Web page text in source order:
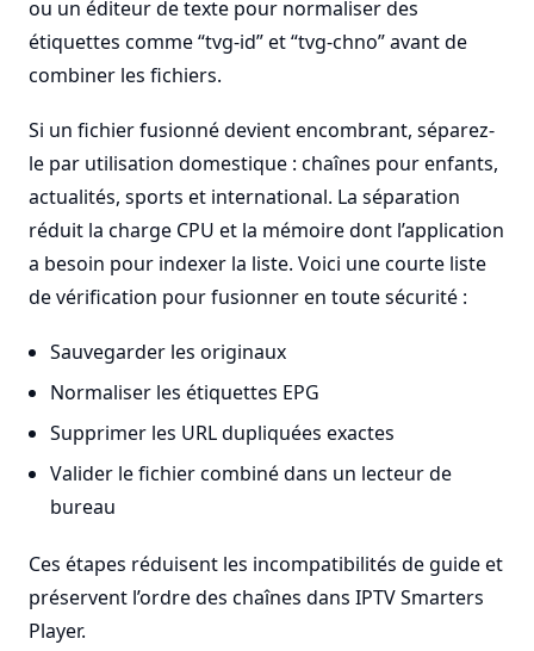
ou un éditeur de texte pour normaliser des
étiquettes comme “tvg-id” et “tvg-chno” avant de
combiner les fichiers.
Si un fichier fusionné devient encombrant, séparez-
le par utilisation domestique : chaînes pour enfants,
actualités, sports et international. La séparation
réduit la charge CPU et la mémoire dont l’application
a besoin pour indexer la liste. Voici une courte liste
de vérification pour fusionner en toute sécurité :
Sauvegarder les originaux
Normaliser les étiquettes EPG
Supprimer les URL dupliquées exactes
Valider le fichier combiné dans un lecteur de
bureau
Ces étapes réduisent les incompatibilités de guide et
préservent l’ordre des chaînes dans IPTV Smarters
Player.